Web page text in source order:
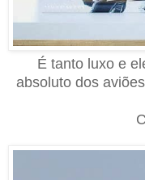
É tanto luxo e
absoluto dos